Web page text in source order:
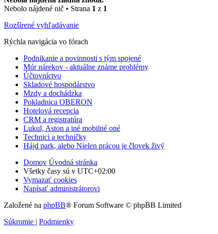
Nebolo nájdené nič • Strana 1 z 1
Rozšírené vyhľadávanie
Rýchla navigácia vo fórach
Podnikanie a povinnosti s tým spojené
Múr nárekov - aktuálne známe problémy
Účtovníctvo
Skladové hospodárstvo
Mzdy a dochádzka
Pokladnica OBERON
Hotelová recepcia
CRM a registratúra
Lukul, Aston a iné mobilné oné
Technici a techničky
Hájd park, alebo Nielen prácou je človek živý
Domov Úvodná stránka
Všetky časy sú v UTC+02:00
Vymazať cookies
Napísať administrátorovi
Založené na phpBB® Forum Software © phpBB Limited
Súkromie | Podmienky